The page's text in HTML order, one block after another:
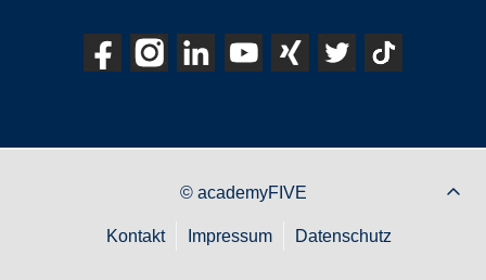
© academyFIVE
Kontakt Impressum Datenschutz